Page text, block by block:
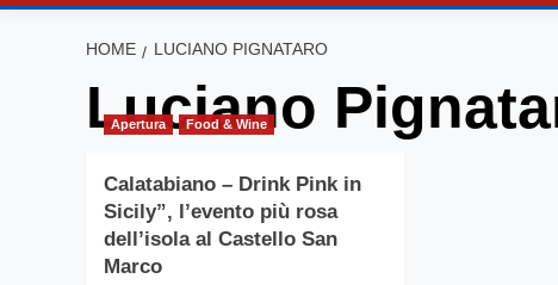
HOME LUCIANO PIGNATARO
Luciano
Apertura Food & Wine
Calatabiano – Drink Pink in
Sicily”, l’evento più rosa
dell’isola al Castello San
Marco